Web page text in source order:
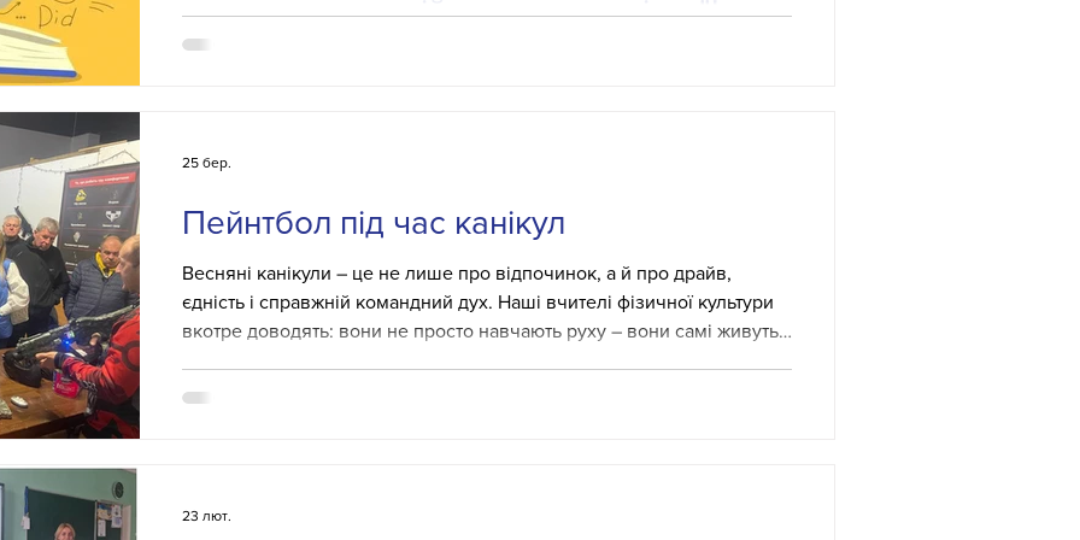
за кроком: англійська для освітян"!
навчитеся впевнено використовувати англійську в професійній
діяльності; подолаєте мовний бар’єр завдяки практичним вправам;
підвищите рівень комунікативної майстерності для спілкування з
колегами. Координатор школи – Марина Василівн
Пейнтбол під час канікул
Весняні канікули – це не лише про відпочинок, а й про драйв,
єдність і справжній командний дух. Наші вчителі фізичної культури
вкотре доводять: вони не просто навчають руху – вони самі живуть
сучасному – у форматі патріотичної гри в пейнтбол. Це був не
25 бер.
23 лют.